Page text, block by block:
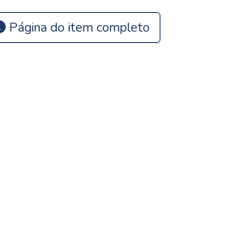
Página do item completo